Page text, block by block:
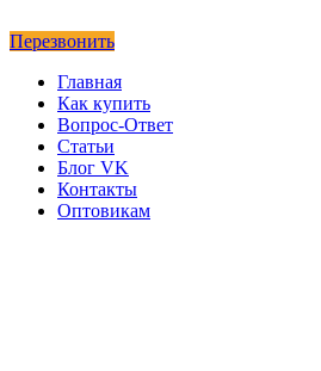
Перезвонить
Главная
Как купить
Вопрос-Ответ
Статьи
Блог VK
Контакты
Оптовикам